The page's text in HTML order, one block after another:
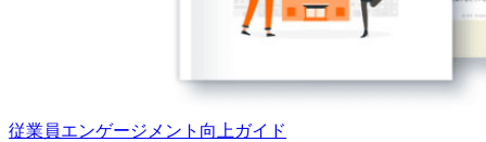
従業員エンゲージメント向上ガイド